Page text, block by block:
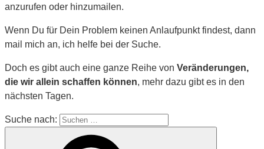
anzurufen oder hinzumailen.
Wenn Du für Dein Problem keinen Anlaufpunkt findest, dann
mail mich an, ich helfe bei der Suche.
Doch es gibt auch eine ganze Reihe von Veränderungen,
die wir allein schaffen können, mehr dazu gibt es in den
nächsten Tagen.
Suche nach: